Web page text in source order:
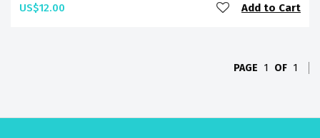
US$12.00 Add to Cart
PAGE 1 OF 1